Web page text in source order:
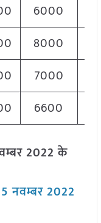
6000
8000
7000
6600
2022 के
नवम्बर 2022